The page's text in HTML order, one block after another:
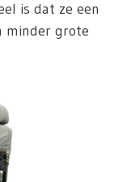
is dat ze een
minder grote